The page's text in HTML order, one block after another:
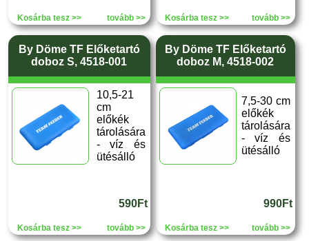
Kosárba tesz >> tovább >> Kosárba tesz >> tovább >>
By Döme TF Előketartó
doboz S, 4518-001
10,5-21
cm
előkék
tárolására
- víz és
ütésálló
590Ft
Kosárba tesz >> tovább >>
By Döme TF Előketartó
doboz M, 4518-002
7,5-30 cm
előkék
tárolására
- víz és
ütésálló
990Ft
Kosárba tesz >> tovább >>